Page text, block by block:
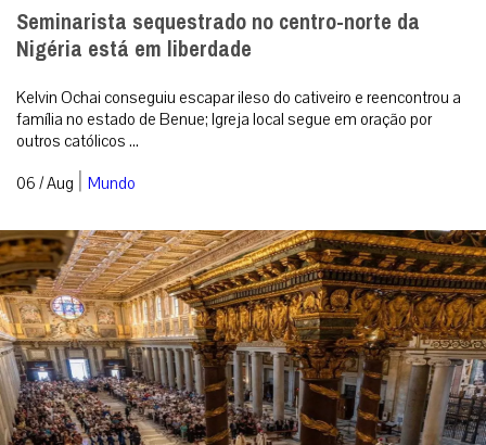
Seminarista sequestrado no centro-norte da
Nigéria está em liberdade
Kelvin Ochai conseguiu escapar ileso do cativeiro e reencontrou a
família no estado de Benue; Igreja local segue em oração por
outros católicos ...
06 / Aug | Mundo